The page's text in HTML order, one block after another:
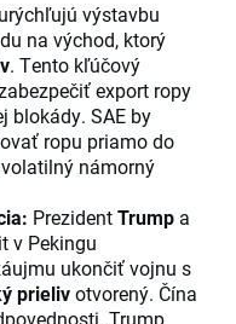
urýchľujú výstavbu
na východ, ktorý
. Tento kľúčový
export ropy
blokády. SAE by
ropu priamo do
námorný
PrezidentTrump a
v Pekingu
ukončiť vojnu s
prielivotvorený. Čína